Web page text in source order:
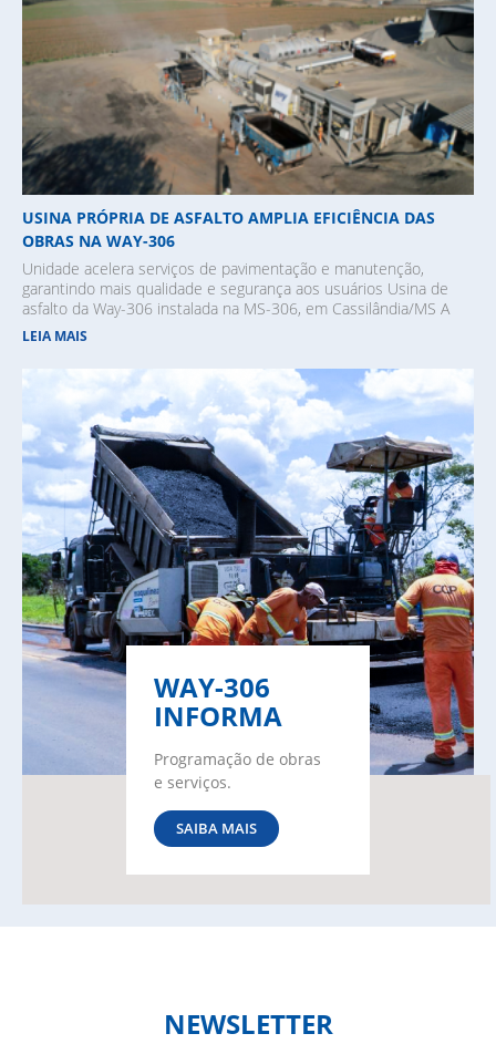
USINA PRÓPRIA DE ASFALTO AMPLIA EFICIÊNCIA DAS
OBRAS NA WAY-306
Unidade acelera serviços de pavimentação e manutenção,
garantindo mais qualidade e segurança aos usuários Usina de
asfalto da Way-306 instalada na MS-306, em Cassilândia/MS A
LEIA MAIS
WAY-306
INFORMA
Programação de obras
e serviços.
SAIBA MAIS
NEWSLETTER